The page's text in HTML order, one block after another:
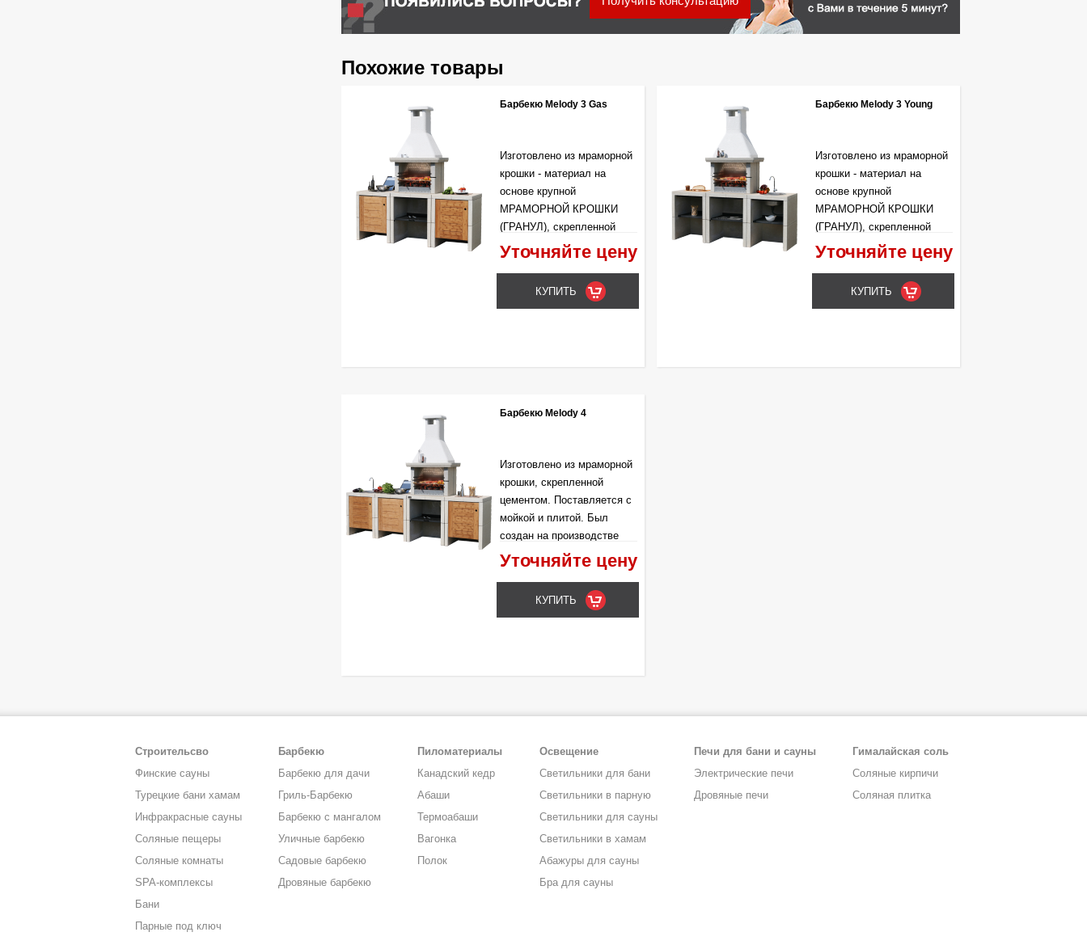
Похожие товары
Барбекю Melody 3 Gas
Изготовлено из мраморной
крошки - материал на
основе крупной
МРАМОРНОЙ КРОШКИ
(ГРАНУЛ), скрепленной
цементом.
Уточняйте цену
Барбекю Melody 3 Young
Изготовлено из мраморной
крошки - материал на
основе крупной
МРАМОРНОЙ КРОШКИ
(ГРАНУЛ), скрепленной
цементом.
Уточняйте цену
Барбекю Melody 4
Изготовлено из мраморной
крошки, скрепленной
цементом. Поставляется с
мойкой и плитой. Был
создан на производстве
MCZ в 2004 году.
Уточняйте цену
Строительсво
Финские сауны
Турецкие бани хамам
Инфракрасные сауны
Соляные пещеры
Соляные комнаты
SPA-комплексы
Бани
Парные под ключ
Барбекю
Барбекю для дачи
Гриль-Барбекю
Барбекю с мангалом
Уличные барбекю
Садовые барбекю
Дровяные барбекю
Пиломатериалы
Канадский кедр
Абаши
Термоабаши
Вагонка
Полок
Освещение
Светильники для бани
Светильники в парную
Светильники для сауны
Светильники в хамам
Абажуры для сауны
Бра для сауны
Печи для бани и сауны
Электрические печи
Дровяные печи
Гималайская соль
Соляные кирпичи
Соляная плитка